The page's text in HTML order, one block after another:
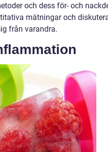
och dess för- och
mätningar och
från varandra.